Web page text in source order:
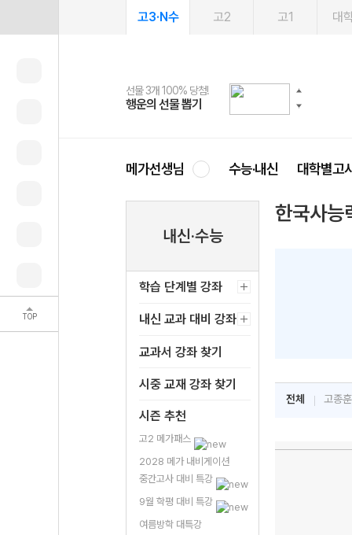
TOP
고3·N수 고2 고1 대
선물 3개 100% 당첨!
행운의 선물 뽑기
선물 100% 증정!
메가스터디 X 올리브
2027 러셀 단과
강사 공개선발
스마트러닝앱
설문 EVENT
메가패스
3일 무료 체험권
메가패스 수강생 무료혜택!
메가클럽 멤버십
사회공헌 캠페인
희망이룸 메가나눔
메가선생님 수능·내신 대학별고
내신·수능
학습 단계별 강좌
내신 교과 대비 강좌
교과서 강좌 찾기
시중 교재 강좌 찾기
시즌 추천
고2 메가패스
2028 메가 내비게이션
중간고사 대비 특강
9월 학평 대비 특강
여름방학 대특강
한국사능
전체 고종훈